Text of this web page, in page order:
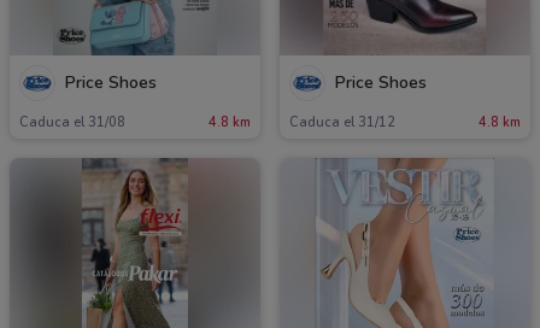
Price Shoes
Caduca el 31/08 4.8 km
Price Shoes
Caduca el 31/12 4.8 km